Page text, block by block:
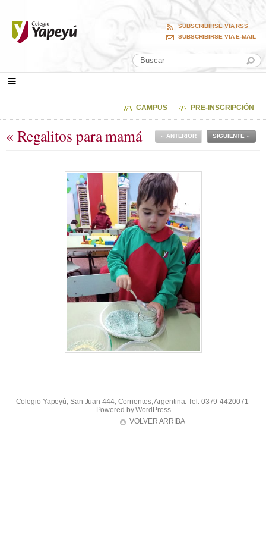
SUBSCRIBIRSE VIA RSS
SUBSCRIBIRSE VIA E-MAIL
CAMPUS PRE-INSCRIPCIÓN
« Regalitos para mamá SIGUIENTE »
« ANTERIOR
Colegio Yapeyú, San Juan 444, Corrientes, Argentina. Tel: 0379-4420071 -
Powered byWordPress.
VOLVER ARRIBA